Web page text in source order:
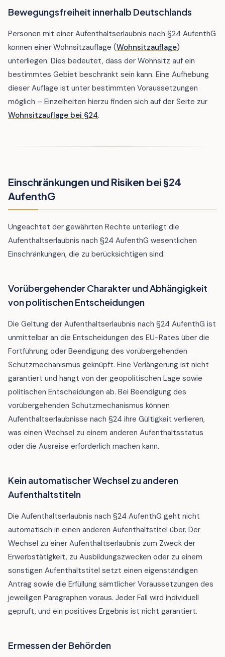
Bewegungsfreiheit innerhalb Deutschlands
Personen mit einer Aufenthaltserlaubnis nach §24 AufenthG
können einer Wohnsitzauflage (Wohnsitzauflage)
unterliegen. Dies bedeutet, dass der Wohnsitz auf ein
bestimmtes Gebiet beschränkt sein kann. Eine Aufhebung
dieser Auflage ist unter bestimmten Voraussetzungen
möglich – Einzelheiten hierzu finden sich auf der Seite zur
Wohnsitzauflage bei §24.
Einschränkungen und Risiken bei §24
AufenthG
Ungeachtet der gewährten Rechte unterliegt die
Aufenthaltserlaubnis nach §24 AufenthG wesentlichen
Einschränkungen, die zu berücksichtigen sind.
Vorübergehender Charakter und Abhängigkeit
von politischen Entscheidungen
Die Geltung der Aufenthaltserlaubnis nach §24 AufenthG ist
unmittelbar an die Entscheidungen des EU-Rates über die
Fortführung oder Beendigung des vorübergehenden
Schutzmechanismus geknüpft. Eine Verlängerung ist nicht
garantiert und hängt von der geopolitischen Lage sowie
politischen Entscheidungen ab. Bei Beendigung des
vorübergehenden Schutzmechanismus können
Aufenthaltserlaubnisse nach §24 ihre Gültigkeit verlieren,
was einen Wechsel zu einem anderen Aufenthaltsstatus
oder die Ausreise erforderlich machen kann.
Kein automatischer Wechsel zu anderen
Aufenthaltstiteln
Die Aufenthaltserlaubnis nach §24 AufenthG geht nicht
automatisch in einen anderen Aufenthaltstitel über. Der
Wechsel zu einer Aufenthaltserlaubnis zum Zweck der
Erwerbstätigkeit, zu Ausbildungszwecken oder zu einem
sonstigen Aufenthaltstitel setzt einen eigenständigen
Antrag sowie die Erfüllung sämtlicher Voraussetzungen des
jeweiligen Paragraphen voraus. Jeder Fall wird individuell
geprüft, und ein positives Ergebnis ist nicht garantiert.
Ermessen der Behörden